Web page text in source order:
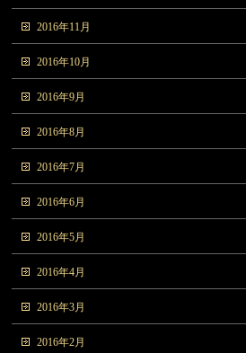
2016年11月
2016年10月
2016年9月
2016年8月
2016年7月
2016年6月
2016年5月
2016年4月
2016年3月
2016年2月